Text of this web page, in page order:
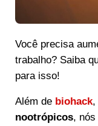
Você precisa
trabalho? Saiba
para isso!
Além de biohack,
nootrópicos, nós